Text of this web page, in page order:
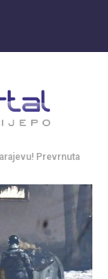
Prevrnuta